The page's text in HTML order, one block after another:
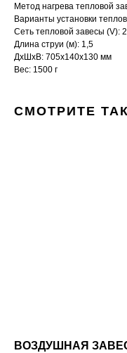
Метод нагрева тепловой
Варианты установки
Сеть тепловой завесы (V):
Длина струи (м): 1,5
ДxШxВ: 705x140x130 мм
Вес: 1500 г
СМОТРИТЕ
ВОЗДУШНАЯ